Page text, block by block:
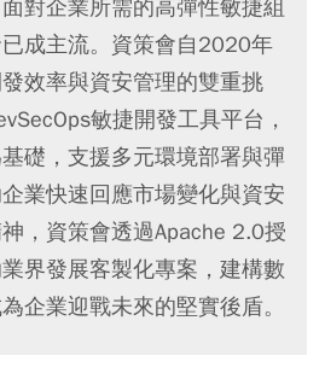
對企業所需的高彈性敏捷組
成主流。資策會自2020年
效率與資安管理的雙重挑
敏捷開發工具平台，
礎，支援多元環境部署與彈
業快速回應市場變化與資安
，資策會透過Apache 2.0授
界發展客製化專案，建構數
企業迎戰未來的堅實後盾。